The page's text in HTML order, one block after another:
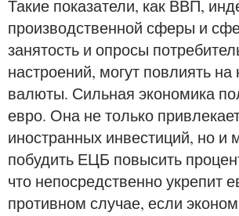
Такие показатели, как ВВП,
производственной сферы и
занятость и опросы
настроений, могут повлиять на
валюты. Сильная экономика
евро. Она не только
иностранных инвестиций, но и
побудить ЕЦБ повысить
что непосредственно укрепит
противном случае, если